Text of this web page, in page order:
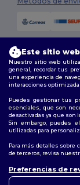
Términos y
Privacidad|Política
Síguenos
Madrid|Barcelona|
Este sitio
Nuestro sitio web
general, recordar tus
una experiencia de
interacciones
Puedes gestionar tus
esenciales, que son
desactivadas ya que
Sin embargo, puedes
utilizadas para
Para más detalles sobre
de terceros, revisa
Preferencias de